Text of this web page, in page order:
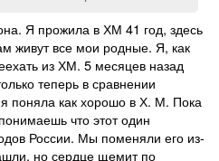
Я прожила в ХМ 41 год, здесь
живут все мои родные. Я, как
из ХМ. 5 месяцев назад
теперь в сравнении
поняла как хорошо в Х. М. Пока
что этот один
России. Мы поменяли его из-
но сердце щемит по